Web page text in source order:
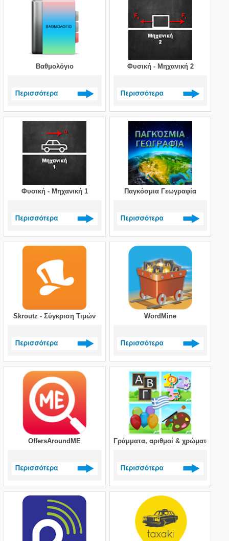
Βαθμολόγιο
Δείτε περισσότερα >
Φυσική - Μηχανική 2
Δείτε περισσότερα >
Φυσική - Μηχανική 1
Δείτε περισσότερα >
Παγκόσμια Γεωγραφία
Δείτε περισσότερα >
Skroutz - Σύγκριση Τιμών
Δείτε περισσότερα >
WordMine
Δείτε περισσότερα >
OffersAroundME
Δείτε περισσότερα >
Γράμματα, αριθμοί & χρώματα GR
Δείτε περισσότερα >